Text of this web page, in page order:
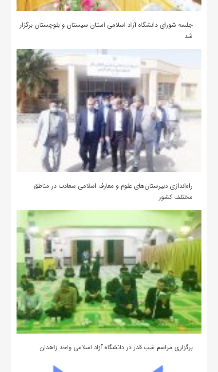
جلسه شورای دانشگاه آزاد اسلامی استان سیستان و بلوچستان برگزار
شد
‌راه‌اندازی دبیرستان‌های علوم و معارف اسلامی سعادت در مناطق
مختلف کشور
برگزاری مراسم شب قدر در دانشگاه آزاد اسلامی واحد زاهدان